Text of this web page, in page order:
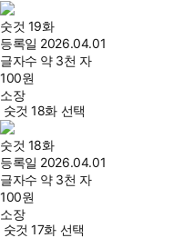
숫것 19화
등록일 2026.04.01
글자수 약 3천 자
100원
소장
숫것 18화 선택
숫것 18화
등록일 2026.04.01
글자수 약 3천 자
100원
소장
숫것 17화 선택